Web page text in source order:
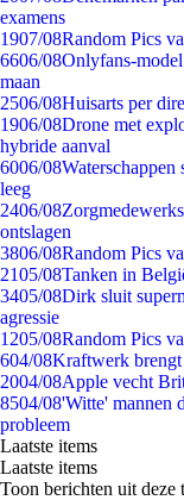
examens
1907/08Random Pics
6606/08Onlyfans-
maan
2506/08Huisarts per
1906/08Drone met
hybride aanval
6006/08Waterschappen
leeg
2406/08
ontslagen
3806/08Random Pics
2105/08Tanken in
3405/08Dirk sluit
agressie
1205/08Random Pics
604/08Kraftwerk brengt
2004/08Apple vecht
8504/08'Witte' mannen
probleem
Laatste items
Laatste items
Toon berichten uit deze